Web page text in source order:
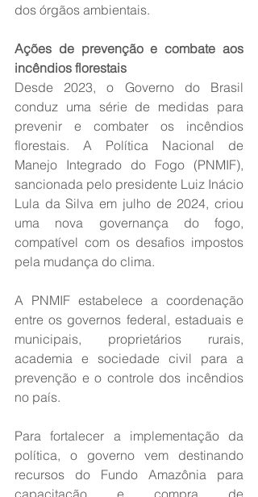
dos órgãos ambientais.
Ações de prevenção e combate aos
incêndios florestais
Desde 2023, o Governo do Brasil
conduz uma série de medidas para
prevenir e combater os incêndios
florestais. A Política Nacional de
Manejo Integrado do Fogo (PNMIF),
sancionada pelo presidente Luiz Inácio
Lula da Silva em julho de 2024, criou
uma nova governança do fogo,
compatível com os desafios impostos
pela mudança do clima.
A PNMIF estabelece a coordenação
entre os governos federal, estaduais e
municipais, proprietários rurais,
academia e sociedade civil para a
prevenção e o controle dos incêndios
no país.
Para fortalecer a implementação da
política, o governo vem destinando
recursos do Fundo Amazônia para